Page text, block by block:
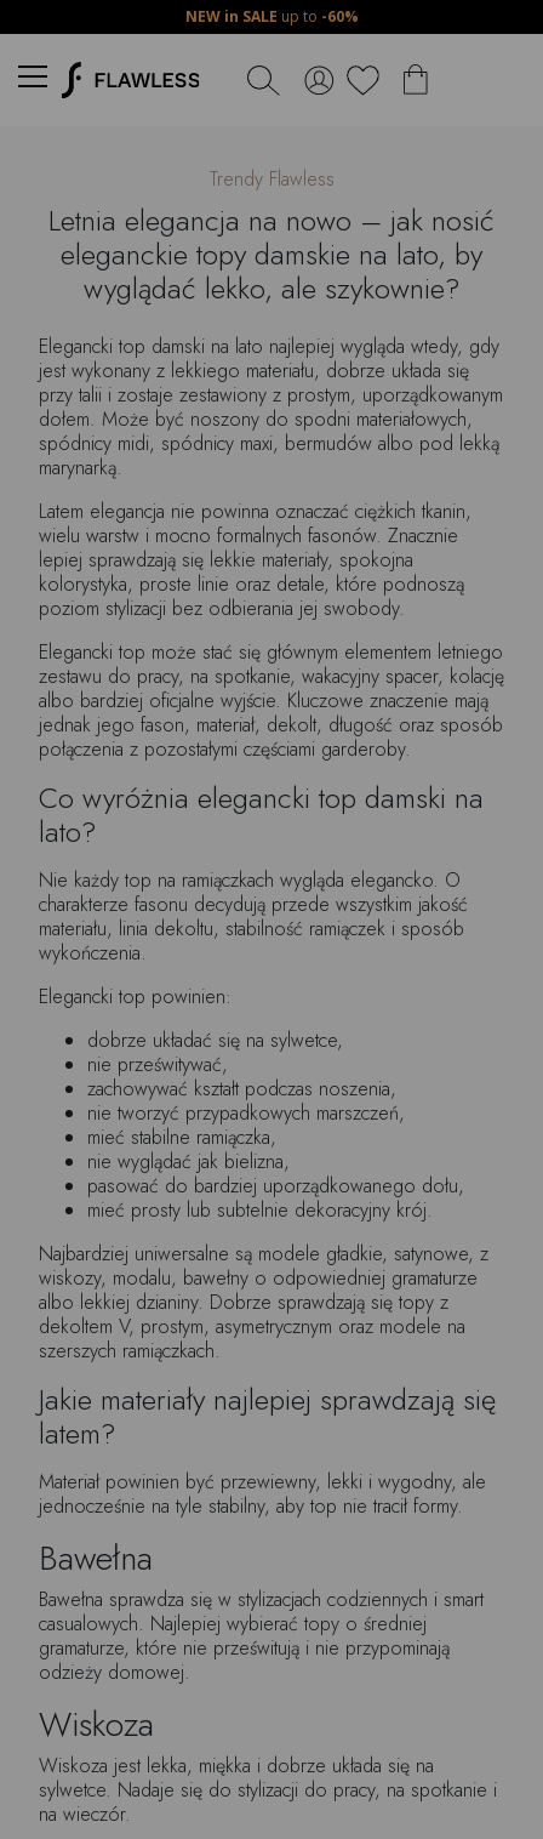
NEW in SALE up to -60%
Trendy Flawless
Letnia elegancja na nowo – jak nosić
eleganckie topy damskie na lato, by
wyglądać lekko, ale szykownie?
Elegancki top damski na lato najlepiej wygląda wtedy, gdy
jest wykonany z lekkiego materiału, dobrze układa się
przy talii i zostaje zestawiony z prostym, uporządkowanym
dołem. Może być noszony do spodni materiałowych,
spódnicy midi, spódnicy maxi, bermudów albo pod lekką
marynarką.
Latem elegancja nie powinna oznaczać ciężkich tkanin,
wielu warstw i mocno formalnych fasonów. Znacznie
lepiej sprawdzają się lekkie materiały, spokojna
kolorystyka, proste linie oraz detale, które podnoszą
poziom stylizacji bez odbierania jej swobody.
Elegancki top może stać się głównym elementem letniego
zestawu do pracy, na spotkanie, wakacyjny spacer, kolację
albo bardziej oficjalne wyjście. Kluczowe znaczenie mają
jednak jego fason, materiał, dekolt, długość oraz sposób
połączenia z pozostałymi częściami garderoby.
Co wyróżnia elegancki top damski na
lato?
Nie każdy top na ramiączkach wygląda elegancko. O
charakterze fasonu decydują przede wszystkim jakość
materiału, linia dekoltu, stabilność ramiączek i sposób
wykończenia.
Elegancki top powinien:
dobrze układać się na sylwetce,
nie prześwitywać,
zachowywać kształt podczas noszenia,
nie tworzyć przypadkowych marszczeń,
mieć stabilne ramiączka,
nie wyglądać jak bielizna,
pasować do bardziej uporządkowanego dołu,
mieć prosty lub subtelnie dekoracyjny krój.
Najbardziej uniwersalne są modele gładkie, satynowe, z
wiskozy, modalu, bawełny o odpowiedniej gramaturze
albo lekkiej dzianiny. Dobrze sprawdzają się topy z
dekoltem V, prostym, asymetrycznym oraz modele na
szerszych ramiączkach.
Jakie materiały najlepiej sprawdzają się
latem?
Materiał powinien być przewiewny, lekki i wygodny, ale
jednocześnie na tyle stabilny, aby top nie tracił formy.
Bawełna
Bawełna sprawdza się w stylizacjach codziennych i smart
casualowych. Najlepiej wybierać topy o średniej
gramaturze, które nie prześwitują i nie przypominają
odzieży domowej.
Wiskoza
Wiskoza jest lekka, miękka i dobrze układa się na
sylwetce. Nadaje się do stylizacji do pracy, na spotkanie i
na wieczór.